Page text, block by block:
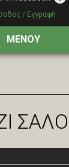
/ Εγγραφή
ΜΕΝΟΥ